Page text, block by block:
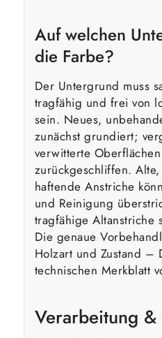
Auf welchen
die Farbe?
Der Untergrund muss
tragfähig und frei von
sein. Neues,
zunächst grundiert;
verwitterte
zurückgeschliffen.
haftende Anstriche
und Reinigung
tragfähige Altanstriche
Die genaue
Holzart und Zustand –
technischen Merkblatt
Verarbeitung